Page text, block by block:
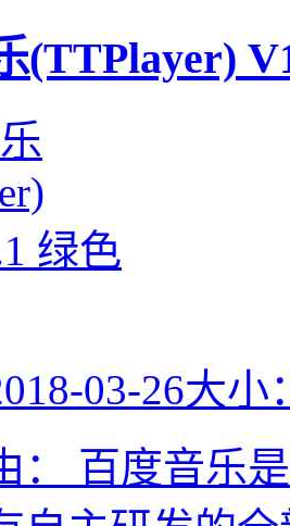
(TTPlayer)
03-26大小
百度音乐